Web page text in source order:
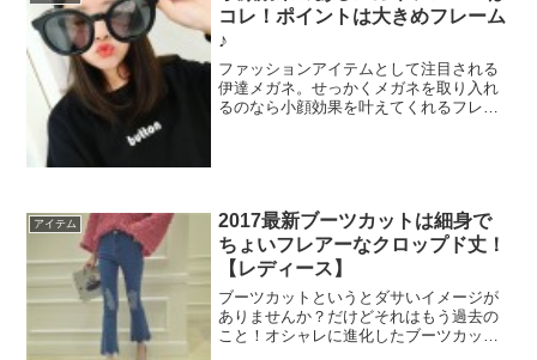
コレ！ポイントは大きめフレーム
♪
ファッションアイテムとして注目される
伊達メガネ。せっかくメガネを取り入れ
るのなら小顔効果を叶えてくれるフレー
アイテム
2017最新ブーツカットは細身で
ちょいフレアーなクロップド丈！
【レディース】
ブーツカットというとダサいイメージが
ありませんか？だけどそれはもう過去の
こと！オシャレに進化したブーツカット